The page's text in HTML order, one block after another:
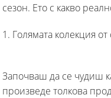
сезон. Ето с какво
1. Голямата колекция
Започваш да се чудиш
произведе толкова